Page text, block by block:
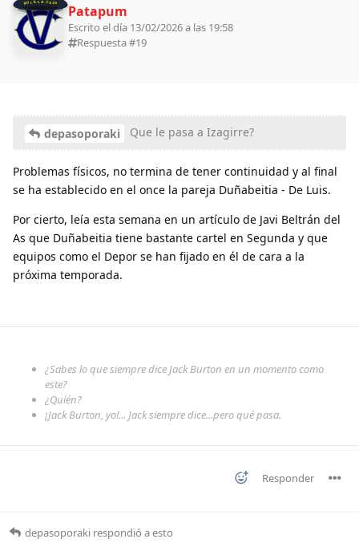
BOLILLA 2026 Patapum
Escrito el día 13/02/2026 a las 19:58
Respuesta #19
depasoporaki Que le pasa a Izagirre?
Problemas físicos, no termina de tener continuidad y al final
se ha establecido en el once la pareja Duñabeitia - De Luis.
Por cierto, leía esta semana en un artículo de Javi Beltrán del
As que Duñabeitia tiene bastante cartel en Segunda y que
equipos como el Depor se han fijado en él de cara a la
próxima temporada.
¿Sabes lo que siempre dice Jack Burton en un momento como
este?
¿Quién?
¡Jack Burton, yo!... Jack siempre dice...pero qué pasa.
Responder
depasoporaki respondió a esto